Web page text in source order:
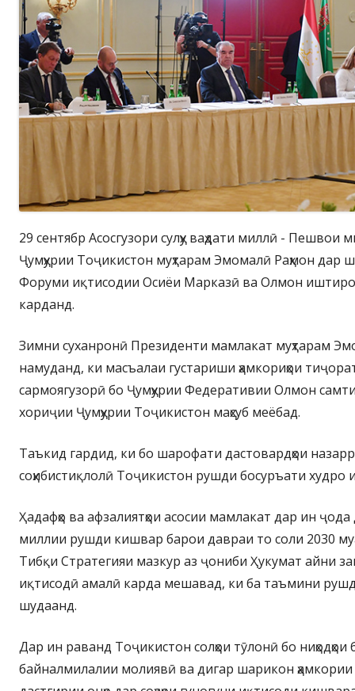
29 сентябр Асосгузори сулҳу ваҳдати миллӣ - Пешвои
Ҷумҳурии Тоҷикистон муҳтарам Эмомалӣ Раҳмон дар
Форуми иқтисодии Осиёи Марказӣ ва Олмон
карданд.
Зимни суханронӣ Президенти мамлакат муҳтарам
намуданд, ки масъалаи густариши ҳамкориҳои
сармоягузорӣ бо Ҷумҳурии Федеративии Олмон
хориҷии Ҷумҳурии Тоҷикистон маҳсуб меёбад.
Таъкид гардид, ки бо шарофати дастовардҳои
соҳибистиқлолӣ Тоҷикистон рушди босуръати худро
Ҳадафҳо ва афзалиятҳои асосии мамлакат дар ин
миллии рушди кишвар барои давраи то соли 2030
Тибқи Стратегияи мазкур аз ҷониби Ҳукумат айни
иқтисодӣ амалӣ карда мешавад, ки ба таъмини
шудаанд.
Дар ин раванд Тоҷикистон солҳои тӯлонӣ бо ниҳодҳои
байналмилалии молиявӣ ва дигар шарикон